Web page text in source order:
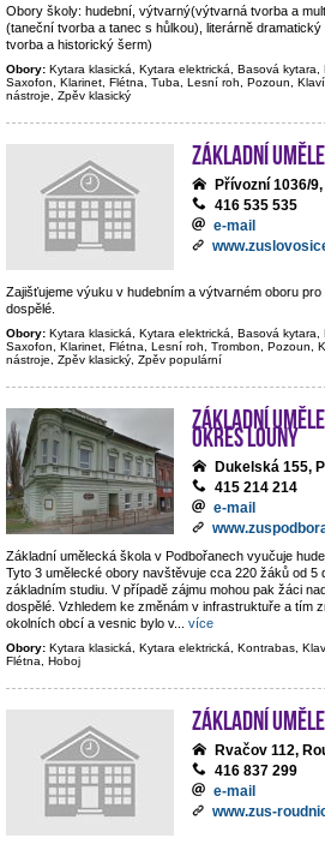
Obory školy: hudební, výtvarný(výtvarná tvorba a
(taneční tvorba a tanec s hůlkou), literárně
tvorba a historický šerm)
Obory: Kytara klasická, Kytara elektrická, Basová kytara,
Saxofon, Klarinet, Flétna, Tuba, Lesní roh, Pozoun,
nástroje, Zpěv klasický
Základní
Přívozní 1036/
416 535 535
e-mail
Zajišťujeme výuku v hudebním a výtvarném oboru
dospělé.
Obory: Kytara klasická, Kytara elektrická, Basová kytara,
Saxofon, Klarinet, Flétna, Lesní roh, Trombon, Pozoun,
nástroje, Zpěv klasický, Zpěv populární
Základní
okres Louny
Dukelská 155,
415 214 214
e-mail
Základní umělecká škola v Podbořanech vyučuje
Tyto 3 umělecké obory navštěvuje cca 220 žáků od 5
základním studiu. V případě zájmu mohou pak žáci
dospělé. Vzhledem ke změnám v infrastruktuře a tím
okolních obcí a vesnic bylo v... více
Obory: Kytara klasická, Kytara elektrická, Kontrabas,
Flétna, Hoboj
Základní
Rvačov 112,
416 837 299
e-mail
www.zus-